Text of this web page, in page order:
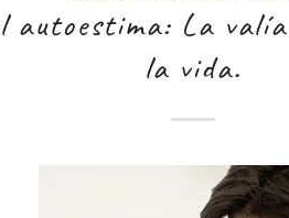
autoestima: La
la vida.